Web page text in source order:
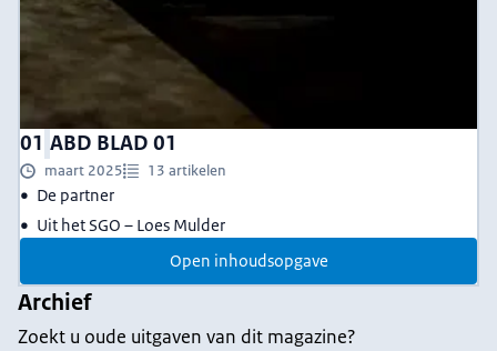
01 ABD BLAD 01
maart 2025 13 artikelen
De partner
Uit het SGO – Loes Mulder
Open inhoudsopgave
Archief
Zoekt u oude uitgaven van dit magazine?